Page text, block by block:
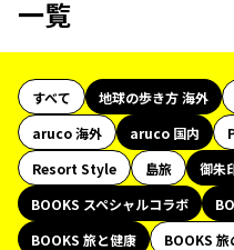
一覧
すべて 地球の歩き方 海外
aruco 海外
aruco 国内
Resort Style
島旅 御朱
BOOKS スペシャルコラボ
BOOKS 旅と健康
BOOKS 旅